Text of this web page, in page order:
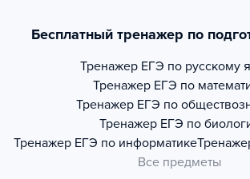
Бесплатный тренажер по
Тренажер ЕГЭ по русскому
Тренажер ЕГЭ по
Тренажер ЕГЭ по
Тренажер ЕГЭ по
Тренажер ЕГЭ по информатике
Все предметы